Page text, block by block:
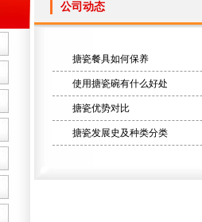
公司动态
搪瓷餐具如何保养
使用搪瓷碗有什么好处
搪瓷优势对比
搪瓷发展史及种类分类